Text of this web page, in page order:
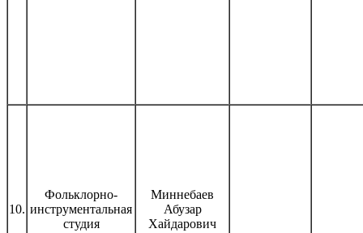
10.
Фольклорно-
инструментальная
студия
Миннебаев
Абузар
Хайдарович